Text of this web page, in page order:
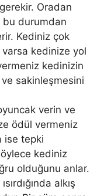
Oradan
bu durumdan
Kediniz çok
varsa kedinize yol
kedinizin
ve sakinleşmesini
verin ve
ödül vermeniz
ise tepki
kediniz
olduğunu anlar.
alkış